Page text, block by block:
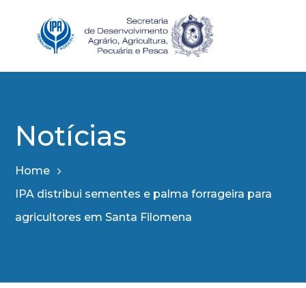
Notícias
Home
IPA distribui sementes e palma forrageira para
agricultores em Santa Filomena